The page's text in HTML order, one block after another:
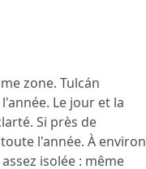
zone. Tulcán
Le jour et la
Si près de
l'année. À environ
isolée : même